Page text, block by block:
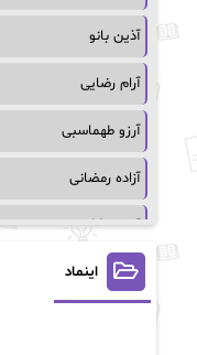
آذین بانو
آرام رضایی
آرزو طهماسبی
آزاده رمضانی
آسمان64
آسیه احمدی
اینماد